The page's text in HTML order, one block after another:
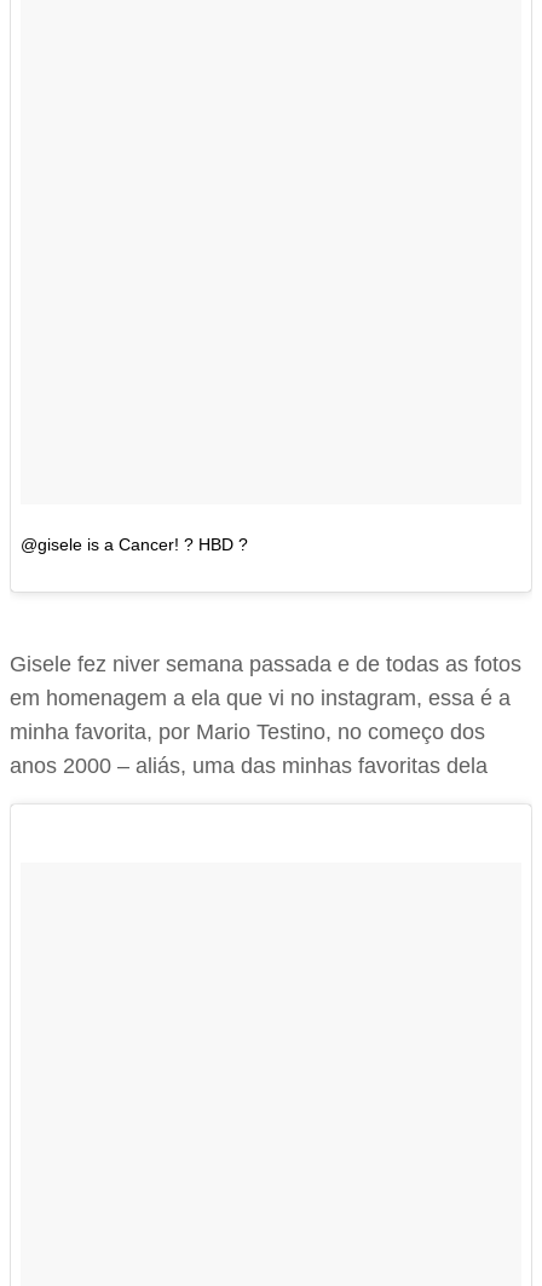
@gisele is a Cancer! ? HBD ?
Gisele fez niver semana passada e de todas as fotos
em homenagem a ela que vi no instagram, essa é a
minha favorita, por Mario Testino, no começo dos
anos 2000 – aliás, uma das minhas favoritas dela